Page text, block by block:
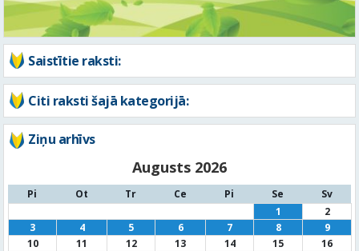
Saistītie raksti:
Citi raksti šajā kategorijā:
Ziņu arhīvs
Augusts 2026
Pi Ot Tr Ce Pi Se
Sv
1
2
3
4 5 6 7 8
9
10
11 12 13 14 15
16